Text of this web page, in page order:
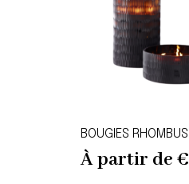
BOUGIES RHOMBUS
À partir de€